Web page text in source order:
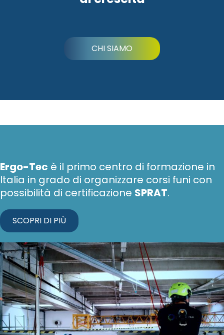
CHI SIAMO
Ergo-Tec è il primo centro di formazione in
Italia in grado di organizzare corsi funi con
possibilità di certificazione SPRAT.
SCOPRI DI PIÙ